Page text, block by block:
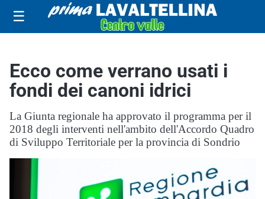
☰
Ecco come verrano usati i
fondi dei canoni idrici
La Giunta regionale ha approvato il programma per il
2018 degli interventi nell'ambito dell'Accordo Quadro
di Sviluppo Territoriale per la provincia di Sondrio